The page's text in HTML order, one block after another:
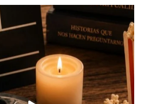
comp
Vatican
👇
es/iglesia/news/2026-
depresion-papa-viaje-